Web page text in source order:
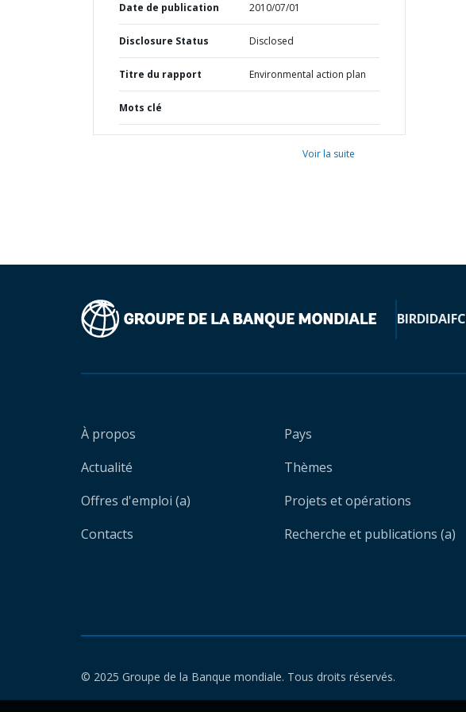
Date de publication 2010/07/01
Disclosure Status Disclosed
Titre du rapport Environmental action plan
Mots clé
Voir la suite
BIRDIDAIFC
À propos
Actualité
Offres d'emploi (a)
Contacts
Pays
Thèmes
Projets et opérations
Recherche et publications (a)
© 2025 Groupe de la Banque mondiale. Tous droits réservés.